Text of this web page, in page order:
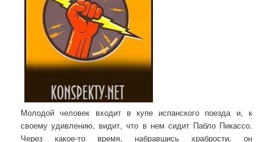
Молодой человек входит в купе испанского поезда и, к
своему удивлению, видит, что в нем сидит Пабло Пикассо.
Через какое-то время, набравшись храбрости, он